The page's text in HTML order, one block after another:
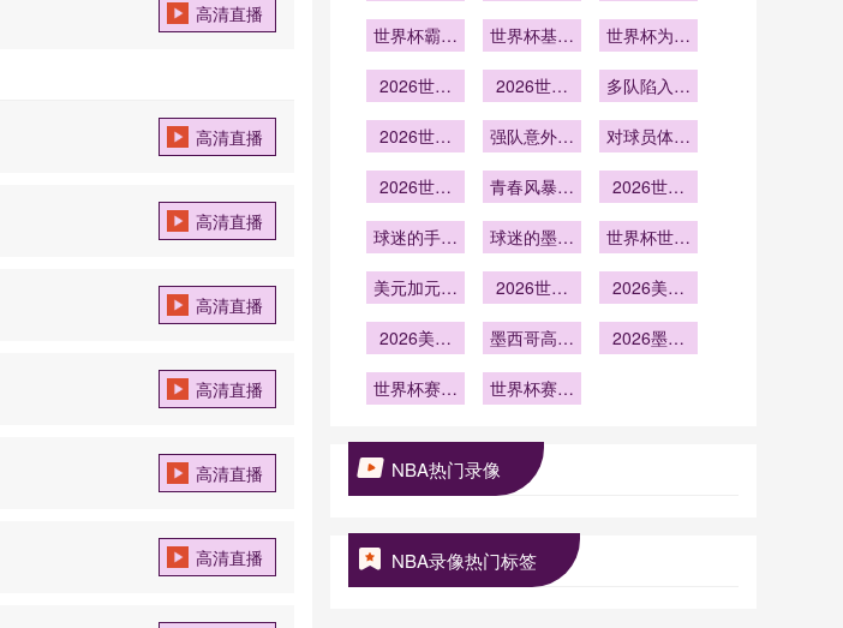
高清直播
高清直播
高清直播
高清直播
高清直播
高清直播
高清直播
矶海平面的
应
2026年世
界杯前瞻
全球播放量
话题热度炸
世界杯霸榜
世界杯基础
报率分析
世界杯为墨
业机会数万
2026世界
场
2026世界
定出线
多队陷入生
2026世界
爆冷
强队意外出
对球员体能
2026世界
最小球队
青春风暴来
2026世界
球迷的手机
迹般没碎
球迷的墨镜
碎
世界杯世界
币兑换需求
美元加元比
2026世界
间美国加拿
指南
2026美加
办城市特色
2026美加
办城市观赛
墨西哥高原
海拔适应窗
2026世界
杯前瞻
2026墨美
世界杯赛事
水平与价值
实现
世界杯赛场
素质整体提
升
NBA热门录像
NBA录像热门标签